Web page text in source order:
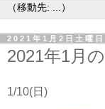
2021年1月2日土曜日
2021年1月
1/10(日)